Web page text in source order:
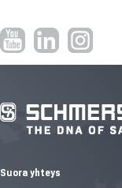
Suora yhteys